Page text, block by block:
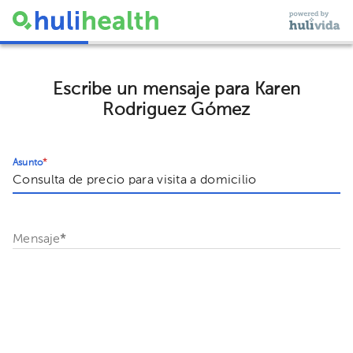
Escribe un mensaje para Karen
Rodriguez Gómez
Asunto*
Mensaje*